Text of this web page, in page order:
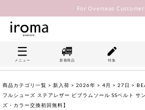
For Overseas
メニュー 新着商品 特集
商品カテゴリ一覧 > 新入荷 > 2026年 > 4月 > 27日 >
フルシューズ ステアレザー ビブラムソール SSベルト
ズ・カラー交換初回無料】